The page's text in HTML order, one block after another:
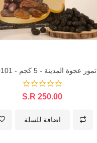
تمور عجوة المدينة - 5 كجم - 990101
S.R 250.00
اضافة للسلة